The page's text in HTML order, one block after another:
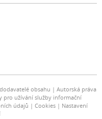
dodavatelé obsahu
Autorská práva
pro užívání služby informační
údajů Cookies
Nastavení